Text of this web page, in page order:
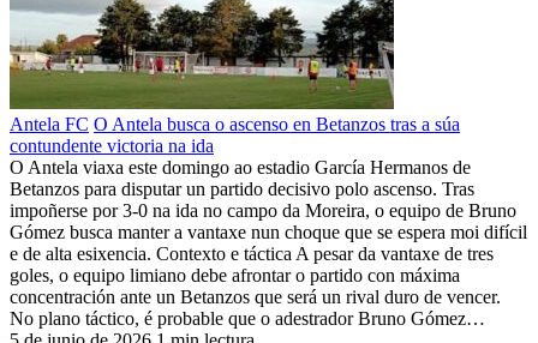
Antela FC O Antela busca o ascenso en Betanzos tras a súa
contundente victoria na ida
O Antela viaxa este domingo ao estadio García Hermanos de
Betanzos para disputar un partido decisivo polo ascenso. Tras
impoñerse por 3-0 na ida no campo da Moreira, o equipo de Bruno
Gómez busca manter a vantaxe nun choque que se espera moi difícil
e de alta esixencia. Contexto e táctica A pesar da vantaxe de tres
goles, o equipo limiano debe afrontar o partido con máxima
concentración ante un Betanzos que será un rival duro de vencer.
No plano táctico, é probable que o adestrador Bruno Gómez…